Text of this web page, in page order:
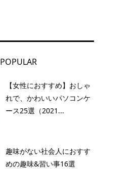
POPULAR
【女性におすすめ】おしゃ
れで、かわいいパソコンケ
ース25選（2021...
趣味がない社会人におすす
めの趣味&習い事16選